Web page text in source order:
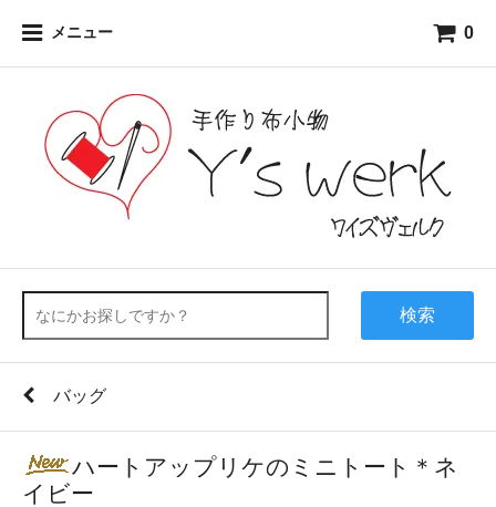
メニュー 0
検索
バッグ
ハートアップリケのミニトート＊ネ
イビー